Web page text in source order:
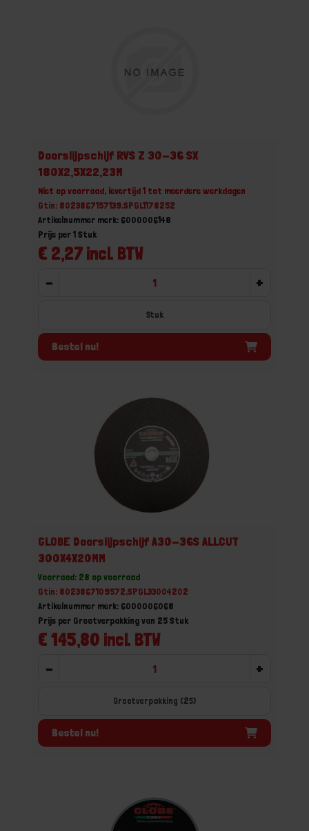
Doorslijpschijf RVS Z 30-36 SX
180X2,5X22,23M
Niet op voorraad, levertijd 1 tot meerdere werkdagen
Gtin: 8023867157139,SPGL1178252
Artikelnummer merk: 6000006148
€ 2,27 incl. BTW
Prijs per 1 Stuk
- +
Stuk
Bestel nu!
GLOBE Doorslijpschijf A30-36S ALLCUT
300X4X20MM
Voorraad: 28 op voorraad
Gtin: 8023867109572,SPGL33004202
Artikelnummer merk: 6000006068
€ 145,80 incl. BTW
Prijs per Grootverpakking van 25 Stuk
- +
Grootverpakking (25)
Bestel nu!